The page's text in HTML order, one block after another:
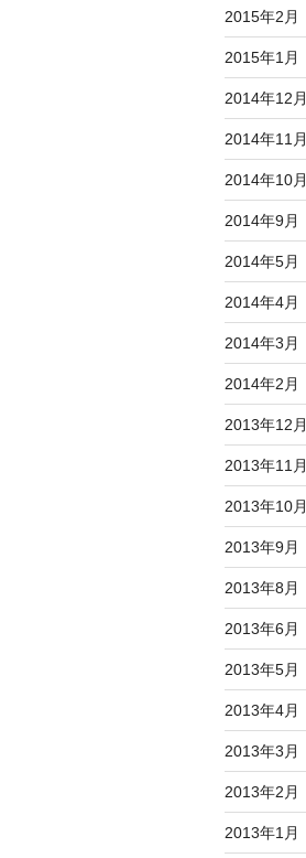
2015年2月
2015年1月
2014年12月
2014年11月
2014年10月
2014年9月
2014年5月
2014年4月
2014年3月
2014年2月
2013年12月
2013年11月
2013年10月
2013年9月
2013年8月
2013年6月
2013年5月
2013年4月
2013年3月
2013年2月
2013年1月